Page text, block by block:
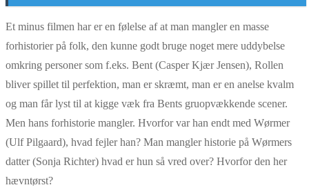
Et minus filmen har er en følelse af at man mangler en masse
forhistorier på folk, den kunne godt bruge noget mere uddybelse
omkring personer som f.eks. Bent (Casper Kjær Jensen), Rollen
bliver spillet til perfektion, man er skræmt, man er en anelse kvalm
og man får lyst til at kigge væk fra Bents gruopvækkende scener.
Men hans forhistorie mangler. Hvorfor var han endt med Wørmer
(Ulf Pilgaard), hvad fejler han? Man mangler historie på Wørmers
datter (Sonja Richter) hvad er hun så vred over? Hvorfor den her
hævntørst?